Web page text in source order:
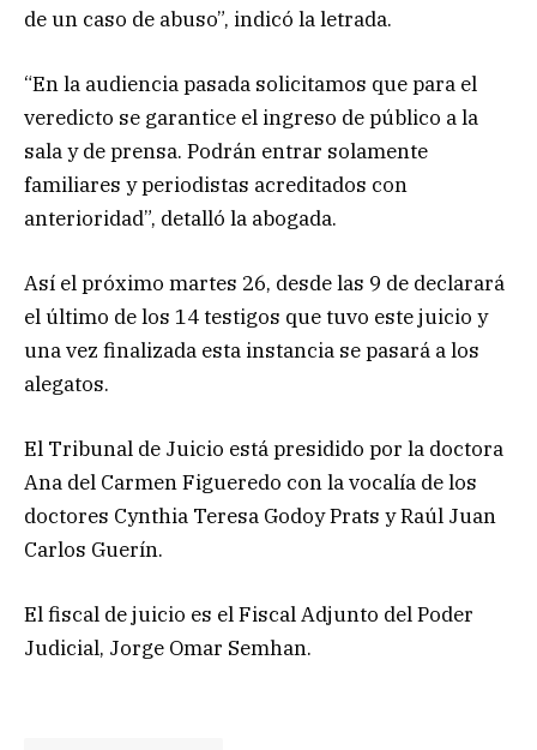
de un caso de abuso”, indicó la letrada.
“En la audiencia pasada solicitamos que para el
veredicto se garantice el ingreso de público a la
sala y de prensa. Podrán entrar solamente
familiares y periodistas acreditados con
anterioridad”, detalló la abogada.
Así el próximo martes 26, desde las 9 de declarará
el último de los 14 testigos que tuvo este juicio y
una vez finalizada esta instancia se pasará a los
alegatos.
El Tribunal de Juicio está presidido por la doctora
Ana del Carmen Figueredo con la vocalía de los
doctores Cynthia Teresa Godoy Prats y Raúl Juan
Carlos Guerín.
El fiscal de juicio es el Fiscal Adjunto del Poder
Judicial, Jorge Omar Semhan.